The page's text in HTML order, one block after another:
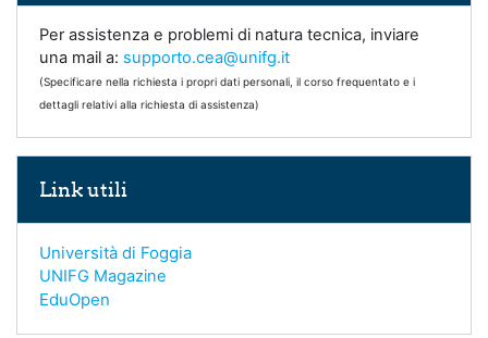
Per assistenza e problemi di natura tecnica, inviare
una mail a: supporto.cea@unifg.it
(Specificare nella richiesta i propri dati personali, il corso frequentato e i
dettagli relativi alla richiesta di assistenza)
Link utili
Università di Foggia
UNIFG Magazine
EduOpen